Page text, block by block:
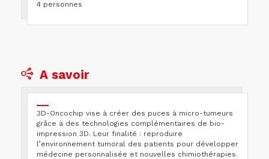
4 personnes
A savoir
3D-Oncochip vise à créer des puces à micro-tumeurs
grâce à des technologies complémentaires de bio-
impression 3D. Leur finalité : reproduire
l’environnement tumoral des patients pour développer
médecine personnalisée et nouvelles chimiothérapies.